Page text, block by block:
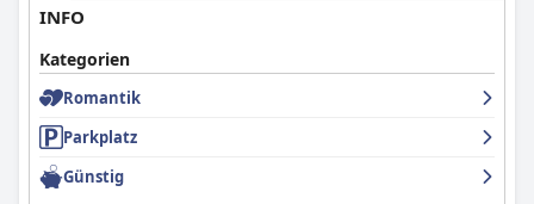
INFO
Kategorien
Romantik
Parkplatz
Günstig